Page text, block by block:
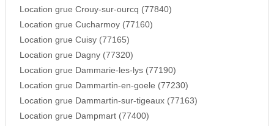
Location grue Crouy-sur-ourcq (77840)
Location grue Cucharmoy (77160)
Location grue Cuisy (77165)
Location grue Dagny (77320)
Location grue Dammarie-les-lys (77190)
Location grue Dammartin-en-goele (77230)
Location grue Dammartin-sur-tigeaux (77163)
Location grue Dampmart (77400)